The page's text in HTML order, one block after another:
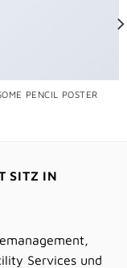
PENCIL POSTER
SITZ IN
Services und